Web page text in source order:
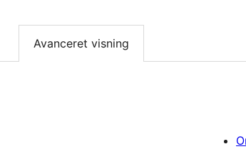
Avanceret visning